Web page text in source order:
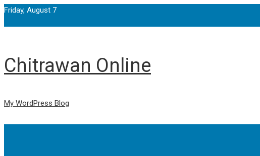
Friday, August 7
Chitrawan Online
My WordPress Blog